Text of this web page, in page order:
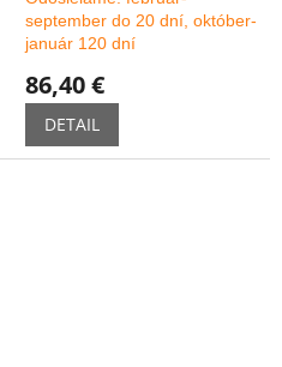
september do 20 dní, október-
január 120 dní
86,40 €
DETAIL